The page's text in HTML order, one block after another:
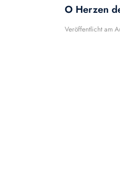
O Herzen
Veröffentlicht am